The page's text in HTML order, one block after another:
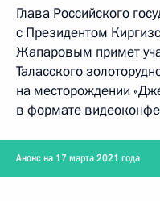
Глава Российского
с Президентом
Жапаровым примет
Таласского
на месторождении
в формате
Анонс на 17 марта 2021 года